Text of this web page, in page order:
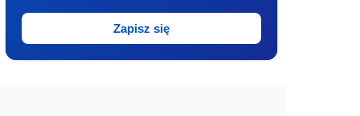
Zapisz się